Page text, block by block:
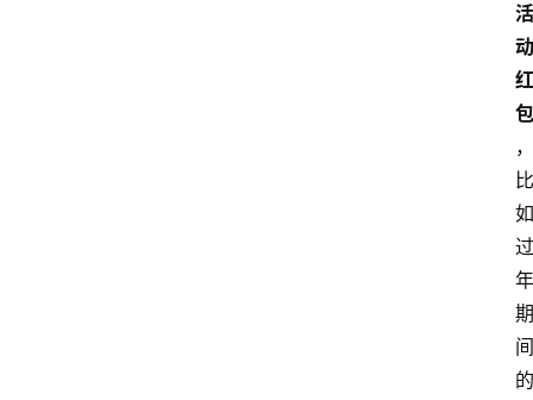
活
动
红
包
，
比
如
过
年
期
间
的